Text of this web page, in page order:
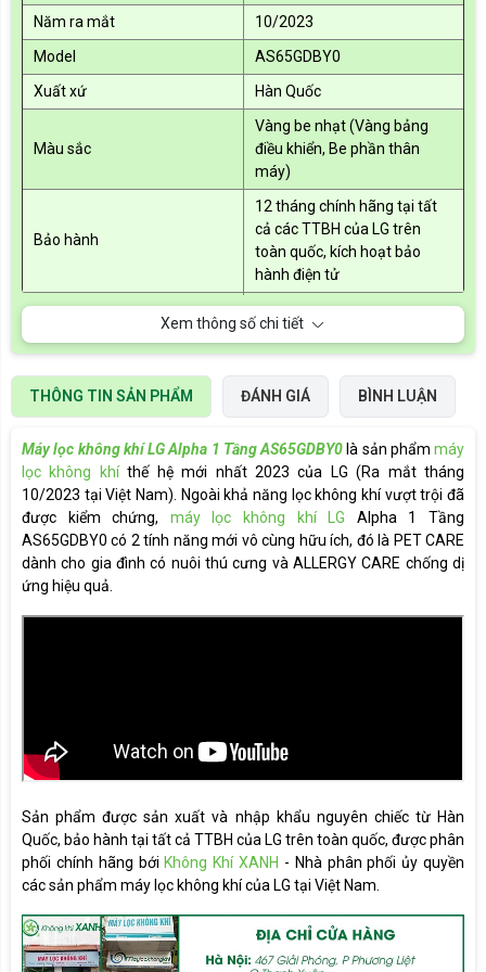
Năm ra mắt
10/2023
Model
AS65GDBY0
Xuất xứ
Hàn Quốc
Màu sắc
Vàng be nhạt (Vàng bảng
điều khiển, Be phần thân
máy)
Bảo hành
12 tháng chính hãng tại tất
cả các TTBH của LG trên
toàn quốc, kích hoạt bảo
hành điện tử
Công ty TNHH LG Electronics
Việt Nam Hải Phòng
Nhà phân phối chính hãng ủy
quyền
Thương mại và Sản xuất
Nam Trung Hải)
Diện tích phòng sử dụng
62m2
Nguồn điện
220V-50Hz
Lưu lượng không khí tối đa
7.9 m3/phút
Công suất tiêu thụ điện tối đa
48W
Độ ồn khi hoạt động (Tối
Đèn báo chất lượng không
khí
Rất xấu -> Tốt, tương ứng
màu Đỏ - Cam - Vàng - Xanh
Hiển thị chỉ số bụi mịn
Có, Hiển thị PM1.0 / 2.5 / 10
UVnano
Có
Bộ phát ion âm
Có
Chế độ thú cưng (PET CARE)
Chế độ tự động
Có
Xem thông số chi tiết
THÔNG TIN SẢN PHẨM ĐÁNH GIÁ BÌNH LUẬN
Máy lọc không khí LG Alpha 1 Tầng AS65GDBY0 là sản phẩm máy
lọc không khíthế hệ mới nhất 2023 của LG (Ra mắt tháng
10/2023 tại Việt Nam). Ngoài khả năng lọc không khí vượt trội đã
được kiểm chứng, máy lọc không khí LG Alpha 1 Tầng
AS65GDBY0 có 2 tính năng mới vô cùng hữu ích, đó là PET CARE
dành cho gia đình có nuôi thú cưng và ALLERGY CARE chống dị
ứng hiệu quả.
Sản phẩm được sản xuất và nhập khẩu nguyên chiếc từ Hàn
Quốc, bảo hành tại tất cả TTBH của LG trên toàn quốc, được phân
phối chính hãng bới Không Khí XANH - Nhà phân phối ủy quyền
các sản phẩm máy lọc không khí của LG tại Việt Nam.